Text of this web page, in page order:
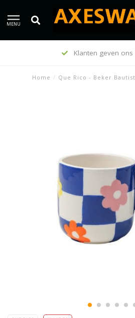
MENU
Klanten geven
Home / Que Rico - Beker